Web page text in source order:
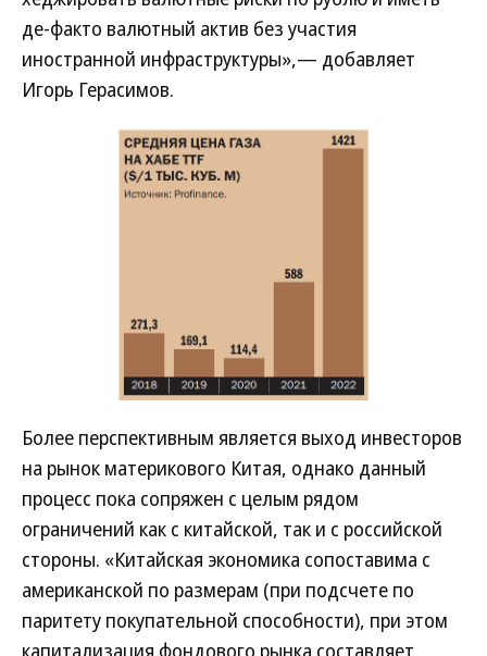
де-факто валютный актив без участия
иностранной инфраструктуры»,— добавляет
Игорь Герасимов.
Более перспективным является выход инвесторов
на рынок материкового Китая, однако данный
процесс пока сопряжен с целым рядом
ограничений как с китайской, так и с российской
стороны. «Китайская экономика сопоставима с
американской по размерам (при подсчете по
паритету покупательной способности), при этом
капитализация фондового рынка составляет